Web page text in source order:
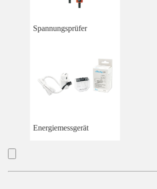
Spannungsprüfer
Energiemessgerät